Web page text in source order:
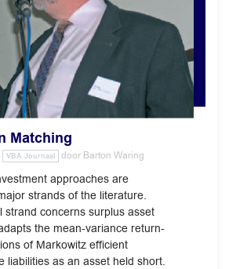
Matching
VBA Journaal door Barton Waring
approaches are
strands of the literature.
strand concerns surplus asset
the mean-variance return-
of Markowitz efficient
liabilities as an asset held short.